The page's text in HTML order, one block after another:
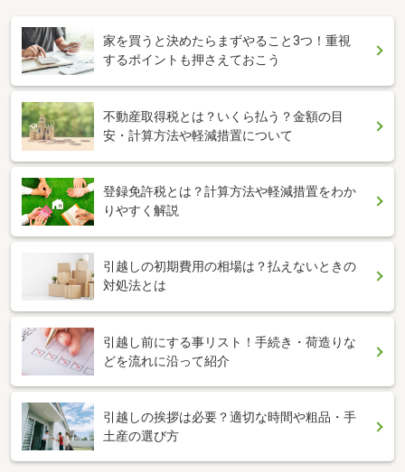
家を買うと決めたらまずやること3つ！重視
するポイントも押さえておこう
不動産取得税とは？いくら払う？金額の目
安・計算方法や軽減措置について
登録免許税とは？計算方法や軽減措置をわか
りやすく解説
引越しの初期費用の相場は？払えないときの
対処法とは
引越し前にする事リスト！手続き・荷造りな
どを流れに沿って紹介
引越しの挨拶は必要？適切な時間や粗品・手
土産の選び方